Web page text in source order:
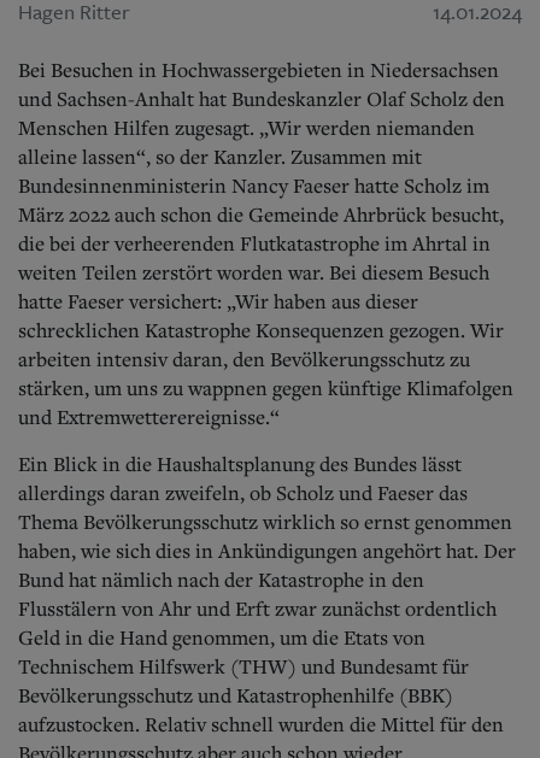
Start
Wer wir sind
Aktuelle Ausgabe
Abonnenten-Login
Abonnent werden
Abo Prämien
Archiv
Mediadaten
Bücher
Kontakt
Impressum
Datenschutz
Hagen Ritter 14.01.2024
Bei Besuchen in Hochwassergebieten in Niedersachsen
und Sachsen-Anhalt hat Bundeskanzler Olaf Scholz den
Menschen Hilfen zugesagt. „Wir werden niemanden
alleine lassen“, so der Kanzler. Zusammen mit
Bundesinnenministerin Nancy Faeser hatte Scholz im
März 2022 auch schon die Gemeinde Ahrbrück besucht,
die bei der verheerenden Flutkatastrophe im Ahrtal in
weiten Teilen zerstört worden war. Bei diesem Besuch
hatte Faeser versichert: „Wir haben aus dieser
schrecklichen Katastrophe Konsequenzen gezogen. Wir
arbeiten intensiv daran, den Bevölkerungsschutz zu
stärken, um uns zu wappnen gegen künftige Klimafolgen
und Extremwetterereignisse.“
Ein Blick in die Haushaltsplanung des Bundes lässt
allerdings daran zweifeln, ob Scholz und Faeser das
Thema Bevölkerungsschutz wirklich so ernst genommen
haben, wie sich dies in Ankündigungen angehört hat. Der
Bund hat nämlich nach der Katastrophe in den
Flusstälern von Ahr und Erft zwar zunächst ordentlich
Geld in die Hand genommen, um die Etats von
Technischem Hilfswerk (THW) und Bundesamt für
Bevölkerungsschutz und Katastrophenhilfe (BBK)
aufzustocken. Relativ schnell wurden die Mittel für den